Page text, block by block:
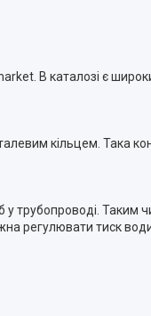
В каталозі є
кільцем. Така
трубопроводі. Таким
регулювати тиск